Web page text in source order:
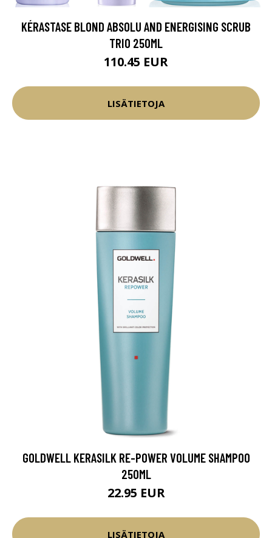
KÉRASTASE BLOND ABSOLU AND ENERGISING SCRUB
TRIO 250ML
110.45 EUR
LISÄTIETOJA
GOLDWELL KERASILK RE-POWER VOLUME SHAMPOO
250ML
22.95 EUR
LISÄTIETOJA